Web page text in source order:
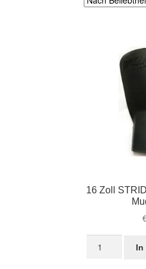
16 Zoll
In